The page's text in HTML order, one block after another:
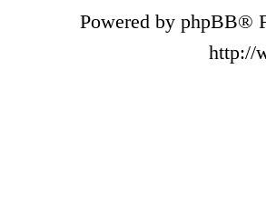
Powered by phpBB®
http://